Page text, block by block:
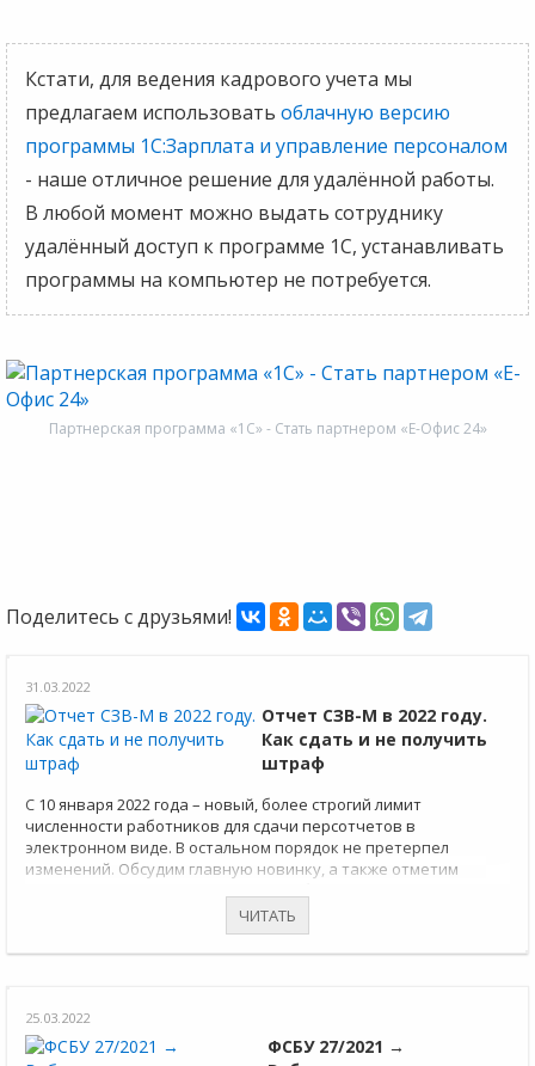
Кстати, для ведения кадрового учета мы
предлагаем использовать облачную версию
программы 1С:Зарплата и управление персоналом
- наше отличное решение для удалённой работы.
В любой момент можно выдать сотруднику
удалённый доступ к программе 1С, устанавливать
программы на компьютер не потребуется.
Партнерская программа «1С» - Стать партнером «Е-Офис 24»
Поделитесь с друзьями!
31.03.2022
Отчет СЗВ-М в 2022 году.
Как сдать и не получить
штраф
С 10 января 2022 года – новый, более строгий лимит
численности работников для сдачи персотчетов в
электронном виде. В остальном порядок не претерпел
изменений. Обсудим главную новинку, а также отметим
которые ведут учет в организациях или у ИП-работодателей.
ЧИТАТЬ
25.03.2022
ФСБУ 27/2021 →